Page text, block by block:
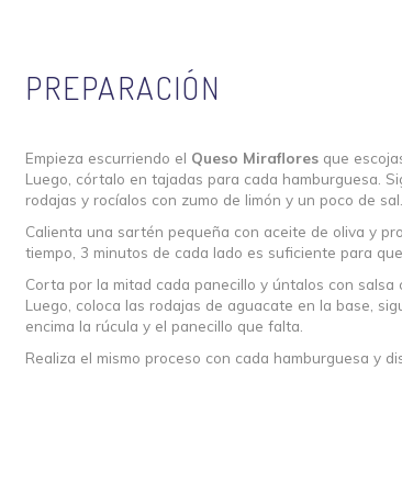
PREPARACIÓN
Empieza escurriendo el Queso Miraflores que
Luego, córtalo en tajadas para cada hamburguesa.
rodajas y rocíalos con zumo de limón y un poco de sal.
Calienta una sartén pequeña con aceite de oliva y
tiempo, 3 minutos de cada lado es suficiente para
Corta por la mitad cada panecillo y úntalos con
Luego, coloca las rodajas de aguacate en la base,
encima la rúcula y el panecillo que falta.
Realiza el mismo proceso con cada hamburguesa y